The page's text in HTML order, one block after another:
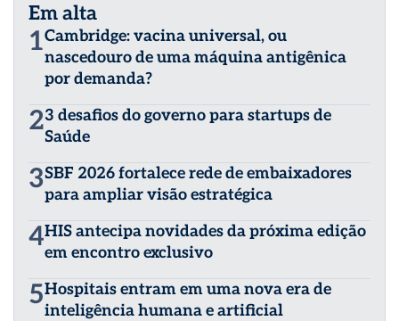
Em alta
1Cambridge: vacina universal, ou
nascedouro de uma máquina antigênica
por demanda?
23 desafios do governo para startups de
Saúde
3SBF 2026 fortalece rede de embaixadores
para ampliar visão estratégica
4HIS antecipa novidades da próxima edição
em encontro exclusivo
5Hospitais entram em uma nova era de
inteligência humana e artificial